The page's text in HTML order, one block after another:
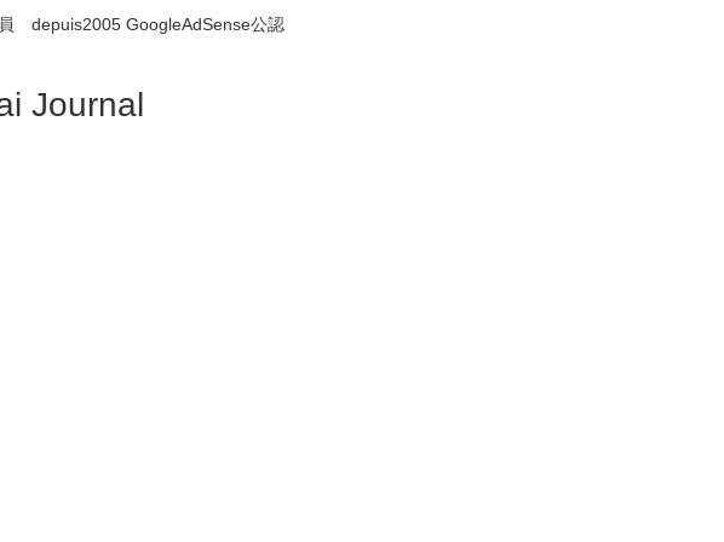
depuis2005 GoogleAdSense公認
Journal